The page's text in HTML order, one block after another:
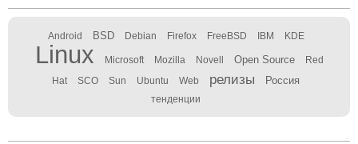
Android BSD Debian Firefox FreeBSD IBM KDE
Linux Microsoft Mozilla Novell Open Source Red
Hat SCO Sun Ubuntu Web релизы Россия
тенденции